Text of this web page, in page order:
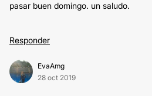
pasar buen domingo. un saludo.
Responder
EvaAmg
28 oct 2019